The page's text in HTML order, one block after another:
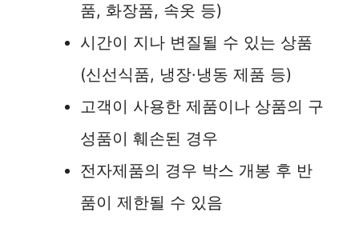
d
e
o
품, 화장품, 속옷 등)
시간이 지나 변질될 수 있는 상품
(신선식품, 냉장·냉동 제품 등)
고객이 사용한 제품이나 상품의 구
성품이 훼손된 경우
전자제품의 경우 박스 개봉 후 반
품이 제한될 수 있음